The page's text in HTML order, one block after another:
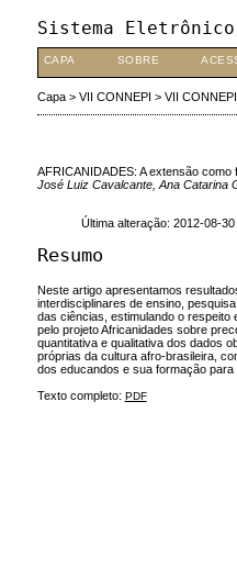
Sistema
CAPA SOBRE
Capa> VII CONNEPI > VII
AFRICANIDADES: A extensão
José Luiz Cavalcante, Ana Catarina
Última alteração: 2012-08-30
Resumo
Neste artigo apresentamos
interdisciplinares de ensino,
das ciências, estimulando o
pelo projeto Africanidades sobre
quantitativa e qualitativa dos dados
próprias da cultura afro-brasileira,
dos educandos e sua formação para
Texto completo: PDF